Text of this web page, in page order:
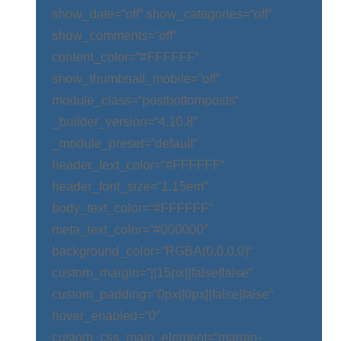
show_date=“off“ show_categories=“off“
show_comments=“off“
content_color=“#FFFFFF“
show_thumbnail_mobile=“off“
module_class=“postbottomposts“
_builder_version=“4.10.8″
_module_preset=“default“
header_text_color=“#FFFFFF“
header_font_size=“1.15em“
body_text_color=“#FFFFFF“
meta_text_color=“#000000″
background_color=“RGBA(0,0,0,0)“
custom_margin=“||15px||false|false“
custom_padding=“0px||0px||false|false“
hover_enabled=“0″
custom_css_main_element=“margin-